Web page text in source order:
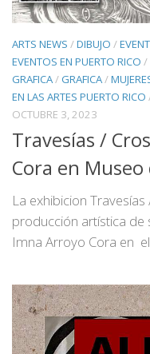
ARTS NEWS /DIBUJO /
EVENTOS EN PUERTO RICO /
GRAFICA/ GRAFICA/
EN LAS ARTES PUERTO RICO
OCTUBRE 3, 2023
Travesías /
Cora en Museo
La exhibicion
producción artística de
Imna Arroyo Cora en